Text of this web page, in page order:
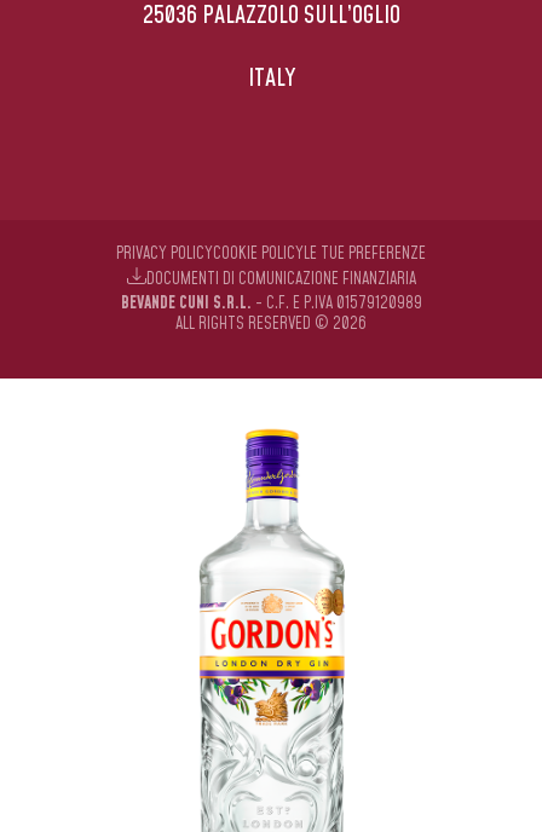
25036 PALAZZOLO SULL’OGLIO
ITALY
BEVANDE CUNI S.R.L. - C.F. E P.IVA 01579120989
ALL RIGHTS RESERVED © 2026
PRIVACY POLICYCOOKIE POLICYLE TUE PREFERENZE
DOCUMENTI DI COMUNICAZIONE FINANZIARIA